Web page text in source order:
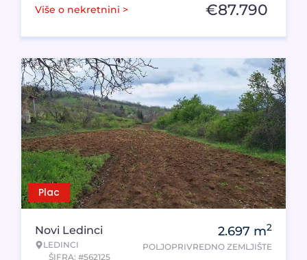
Više o nekretnini > €87.790
Plac
Novi Ledinci
LEDINCI
ŠIFRA: #562125
2.697 m2
POLJOPRIVREDNO ZEMLJIŠTE